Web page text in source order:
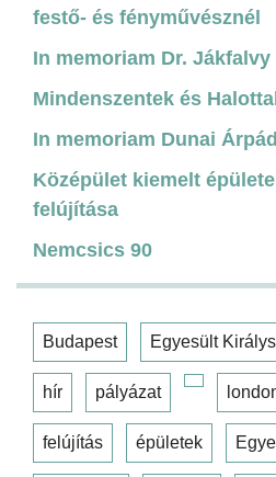
festő- és fényművésznél
In memoriam Dr. Jákfalvy
Mindenszentek és
In memoriam Dunai Árpád
Középület kiemelt
felújítása
Nemcsics 90
Budapest Egyesült
hír pályázat
felújítás épületek